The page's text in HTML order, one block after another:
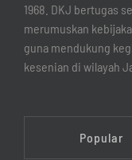
1968. DKJ bertugas
merumuskan
guna mendukung
kesenian di wilayah
Popular